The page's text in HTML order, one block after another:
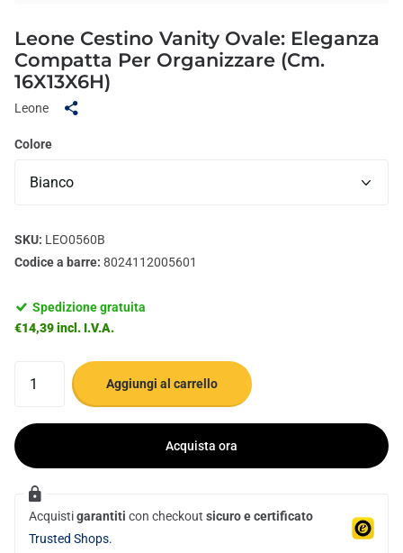
Leone Cestino Vanity Ovale: Eleganza
Compatta Per Organizzare (Cm.
16X13X6H)
Leone
Colore
SKU: LEO0560B
Codice a barre: 8024112005601
Spedizione gratuita
€14,39 incl. I.V.A.
Aggiungi al carrello
Acquista ora
Acquistigarantiti con checkout sicuro e certificato
Trusted Shops.